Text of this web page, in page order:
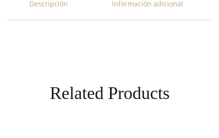
Descripción Información adicional
Related Products